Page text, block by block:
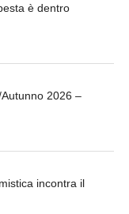
è dentro
2026 –
incontra il